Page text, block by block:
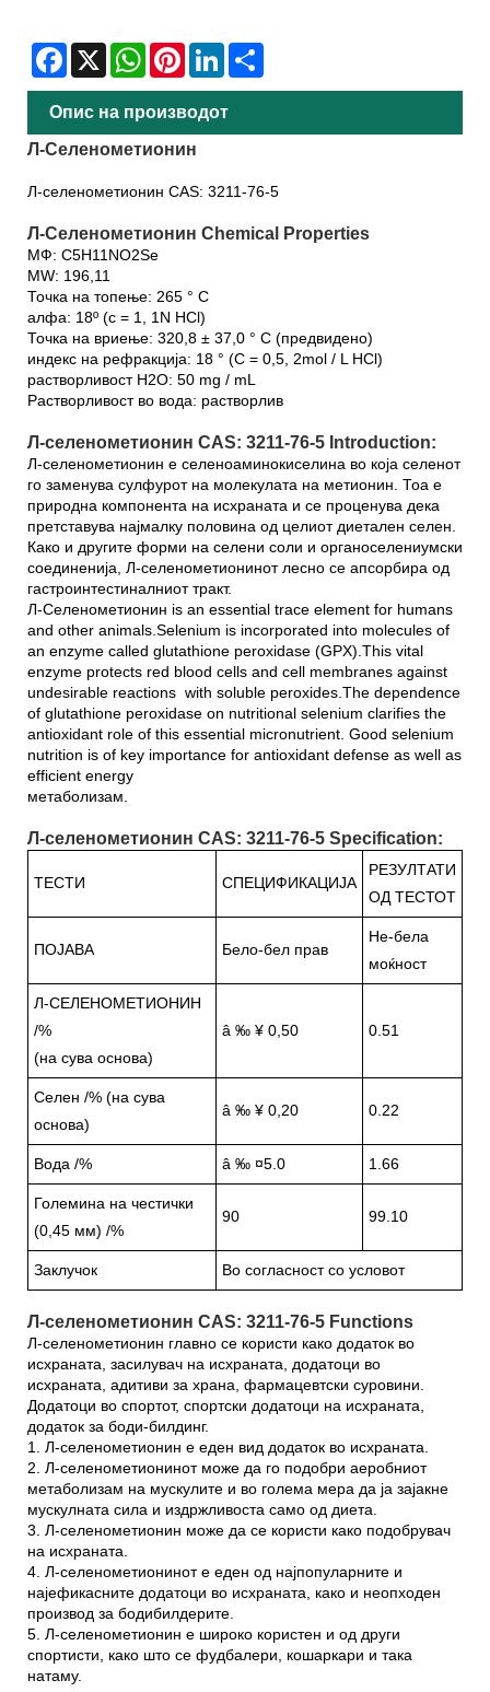
Facebook
X WhatsAppPinterestLinkedIn
Опис на производот
Л-Селенометионин
Л-селенометионин CAS: 3211-76-5
Л-Селенометионин Chemical Properties
МФ: C5H11NO2Se
MW: 196,11
Точка на топење: 265 ° C
алфа: 18º (c = 1, 1N HCl)
Точка на вриење: 320,8 ± 37,0 ° C (предвидено)
индекс на рефракција: 18 ° (C = 0,5, 2mol / L HCl)
растворливост H2O: 50 mg / mL
Растворливост во вода: растворлив
Л-селенометионин CAS: 3211-76-5 Introduction:
Л-селенометионин е селеноаминокиселина во која селенот
го заменува сулфурот на молекулата на метионин. Тоа е
природна компонента на исхраната и се проценува дека
претставува најмалку половина од целиот диетален селен.
Како и другите форми на селени соли и органоселениумски
соединенија, Л-селенометионинот лесно се апсорбира од
гастроинтестиналниот тракт.
Л-Селенометионин is an essential trace element for humans
and other animals.Selenium is incorporated into molecules of
an enzyme called glutathione peroxidase (GPX).This vital
enzyme protects red blood cells and cell membranes against
undesirable reactions with soluble peroxides.The dependence
of glutathione peroxidase on nutritional selenium clarifies the
antioxidant role of this essential micronutrient. Good selenium
nutrition is of key importance for antioxidant defense as well as
efficient energy
метаболизам.
Л-селенометионин CAS: 3211-76-5 Specification:
ТЕСТИ СПЕЦИФИКАЦИЈА
РЕЗУЛТАТИ
ОД ТЕСТОТ
ПОЈАВА Бело-бел прав
Не-бела
моќност
Л-СЕЛЕНОМЕТИОНИН
/%
(на сува основа)
â ‰ ¥ 0,50 0.51
Селен /% (на сува
основа)
â ‰ ¥ 0,20 0.22
Вода /% â ‰ ¤5.0 1.66
Големина на честички
(0,45 мм) /%
90 99.10
Заклучок Во согласност со условот
Л-селенометионин CAS: 3211-76-5 Functions
Л-селенометионин главно се користи како додаток во
исхраната, засилувач на исхраната, додатоци во
исхраната, адитиви за храна, фармацевтски суровини.
Додатоци во спортот, спортски додатоци на исхраната,
додаток за боди-билдинг.
1. Л-селенометионин е еден вид додаток во исхраната.
2. Л-селенометионинот може да го подобри аеробниот
метаболизам на мускулите и во голема мера да ја зајакне
мускулната сила и издржливоста само од диета.
3. Л-селенометионин може да се користи како подобрувач
на исхраната.
4. Л-селенометионинот е еден од најпопуларните и
најефикасните додатоци во исхраната, како и неопходен
производ за бодибилдерите.
5. Л-селенометионин е широко користен и од други
спортисти, како што се фудбалери, кошаркари и така
натаму.